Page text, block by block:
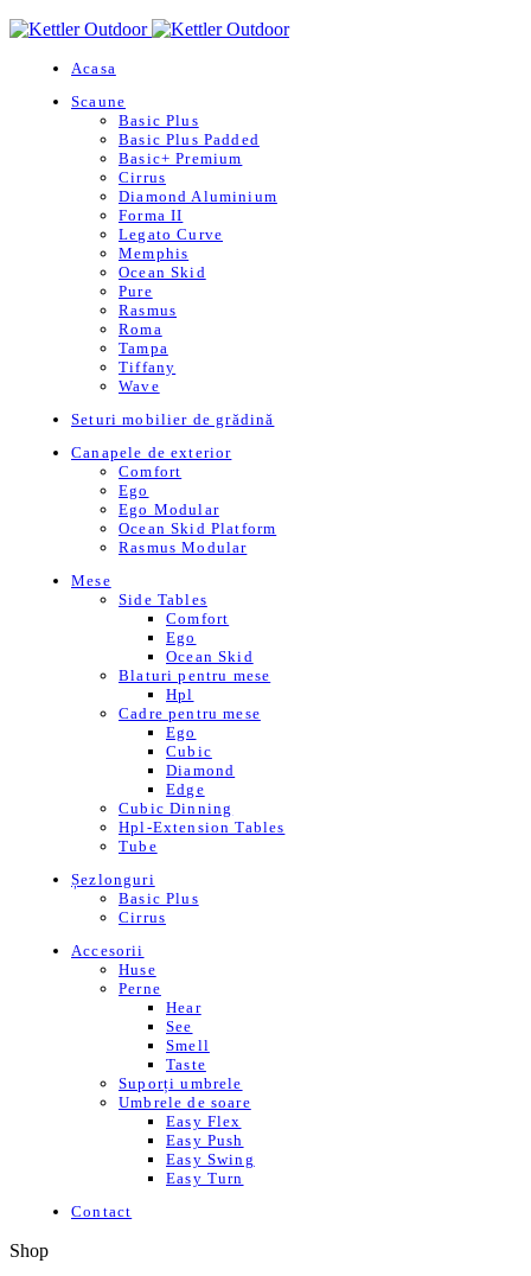
Acasa
Scaune
Basic Plus
Basic Plus Padded
Basic+ Premium
Cirrus
Diamond Aluminium
Forma II
Legato Curve
Memphis
Ocean Skid
Pure
Rasmus
Roma
Tampa
Tiffany
Wave
Seturi mobilier de grădină
Canapele de exterior
Comfort
Ego
Ego Modular
Ocean Skid Platform
Rasmus Modular
Mese
Side Tables
Comfort
Ego
Ocean Skid
Blaturi pentru mese
Hpl
Cadre pentru mese
Ego
Cubic
Diamond
Edge
Cubic Dinning
Hpl-Extension Tables
Tube
Șezlonguri
Basic Plus
Cirrus
Accesorii
Huse
Perne
Hear
See
Smell
Taste
Suporți umbrele
Umbrele de soare
Easy Flex
Easy Push
Easy Swing
Easy Turn
Contact
Shop